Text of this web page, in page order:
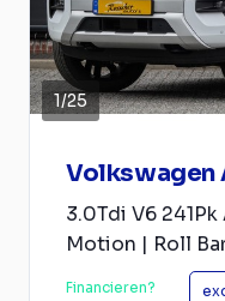
1/25
Volkswagen
3.0Tdi V6
Motion | Roll
Financieren?